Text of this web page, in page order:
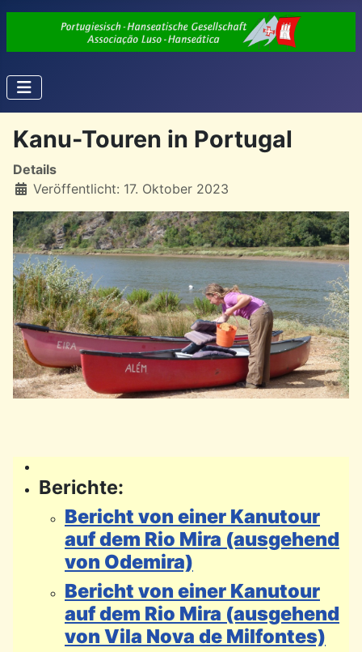
Kanu-Touren in Portugal
Details
Veröffentlicht: 17. Oktober 2023
Berichte:
Bericht von einer Kanutour
auf dem Rio Mira (ausgehend
von Odemira)
Bericht von einer Kanutour
auf dem Rio Mira (ausgehend
von Vila Nova de Milfontes)